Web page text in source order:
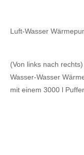
Luft-Wasser
(Von links nach
Wasser-Wasser
mit einem 3000 l